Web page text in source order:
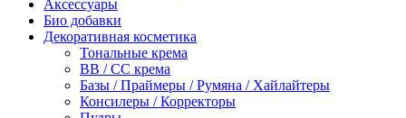
Аксессуары
Био добавки
Декоративная косметика
Тональные крема
BB / СС крема
Базы / Праймеры / Румяна / Хайлайтеры
Консилеры / Корректоры